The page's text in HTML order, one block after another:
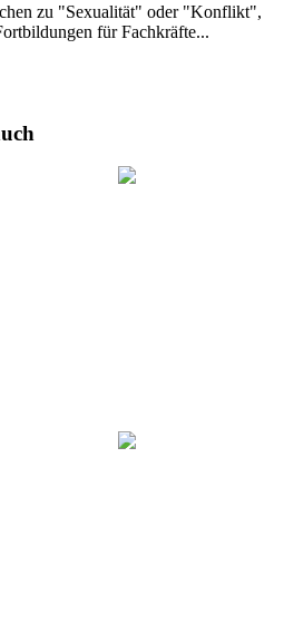
zu "Sexualität" oder "Konflikt",
für Fachkräfte...